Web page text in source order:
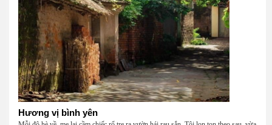
Hương vị bình yên